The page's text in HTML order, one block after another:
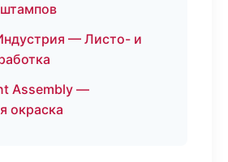
— Листо- и
Assembly —
окраска